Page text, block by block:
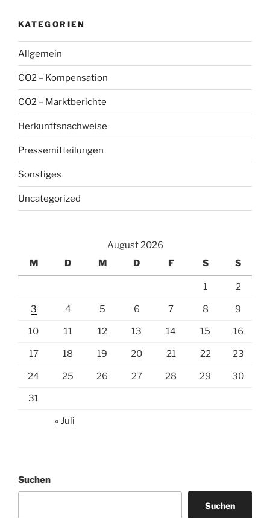
KATEGORIEN
Allgemein
CO2 – Kompensation
CO2 – Marktberichte
Herkunftsnachweise
Pressemitteilungen
Sonstiges
Uncategorized
August 2026
M
D M D F S S
1 2
3 4 5 6 7 8 9
10 11 12 13 14 15 16
17 18 19 20 21 22 23
24 25 26 27 28 29 30
31
« Juli
Suchen
Suchen